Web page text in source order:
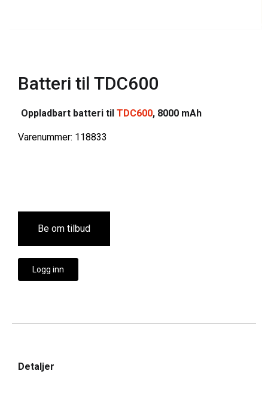
Batteri til TDC600
Oppladbart batteri til TDC600, 8000 mAh
Varenummer: 118833
Be om tilbud
Logg inn
Detaljer